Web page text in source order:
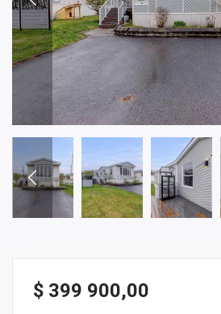
$ 399 900,00